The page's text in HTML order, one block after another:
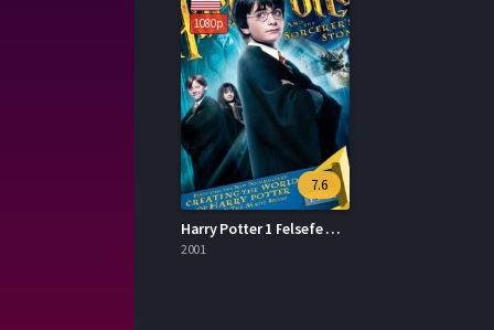
1080p
7.6
Harry Potter 1 Felsefe Taşı İzle
2001